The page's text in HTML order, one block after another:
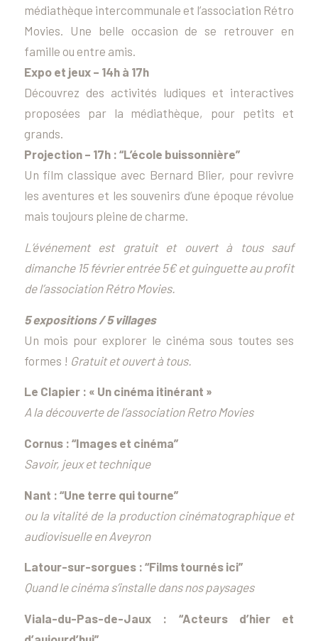
médiathèque intercommunale et l’association Rétro
Movies. Une belle occasion de se retrouver en
famille ou entre amis.
Expo et jeux – 14h à 17h
Découvrez des activités ludiques et interactives
proposées par la médiathèque, pour petits et
grands.
Projection – 17h : “L’école buissonnière”
Un film classique avec Bernard Blier, pour revivre
les aventures et les souvenirs d’une époque révolue
mais toujours pleine de charme.
L’événement est gratuit et ouvert à tous sauf
dimanche 15 février entrée 5€ et guinguette au profit
de l’association Rétro Movies.
5 expositions / 5 villages
Un mois pour explorer le cinéma sous toutes ses
formes ! Gratuit et ouvert à tous.
Le Clapier : « Un cinéma itinérant »
A la découverte de l’association Retro Movies
Cornus : “Images et cinéma”
Savoir, jeux et technique
Nant : “Une terre qui tourne”
ou la vitalité de la production cinématographique et
audiovisuelle en Aveyron
Latour-sur-sorgues : “Films tournés ici”
Quand le cinéma s’installe dans nos paysages
Viala-du-Pas-de-Jaux : “Acteurs d’hier et